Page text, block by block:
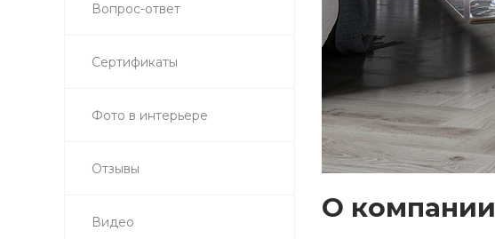
Вопрос-ответ
Сертификаты
Фото в интерьере
Отзывы
Видео О компании